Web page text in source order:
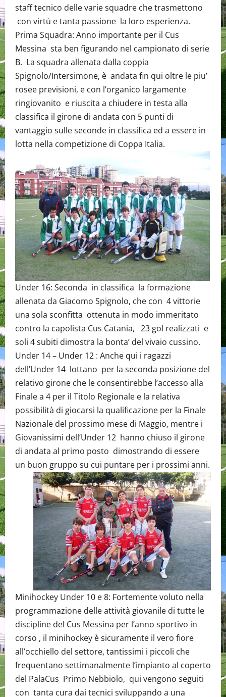
staff tecnico delle varie squadre che trasmettono
con virtù e tanta passione la loro esperienza.
Prima Squadra: Anno importante per il Cus
Messina sta ben figurando nel campionato di serie
B. La squadra allenata dalla coppia
Spignolo/Intersimone, è andata fin qui oltre le piu’
rosee previsioni, e con l’organico largamente
ringiovanito e riuscita a chiudere in testa alla
classifica il girone di andata con 5 punti di
vantaggio sulle seconde in classifica ed a essere in
lotta nella competizione di Coppa Italia.
Under 16: Seconda in classifica la formazione
allenata da Giacomo Spignolo, che con 4 vittorie
una sola sconfitta ottenuta in modo immeritato
contro la capolista Cus Catania, 23 gol realizzati e
soli 4 subiti dimostra la bonta’ del vivaio cussino.
Under 14 – Under 12 : Anche qui i ragazzi
dell’Under 14 lottano per la seconda posizione del
relativo girone che le consentirebbe l’accesso alla
Finale a 4 per il Titolo Regionale e la relativa
possibilità di giocarsi la qualificazione per la Finale
Nazionale del prossimo mese di Maggio, mentre i
Giovanissimi dell’Under 12 hanno chiuso il girone
di andata al primo posto dimostrando di essere
un buon gruppo su cui puntare per i prossimi anni.
Minihockey Under 10 e 8: Fortemente voluto nella
programmazione delle attività giovanile di tutte le
discipline del Cus Messina per l’anno sportivo in
corso , il minihockey è sicuramente il vero fiore
all’occhiello del settore, tantissimi i piccoli che
frequentano settimanalmente l’impianto al coperto
del PalaCus Primo Nebbiolo, qui vengono seguiti
con tanta cura dai tecnici sviluppando a una